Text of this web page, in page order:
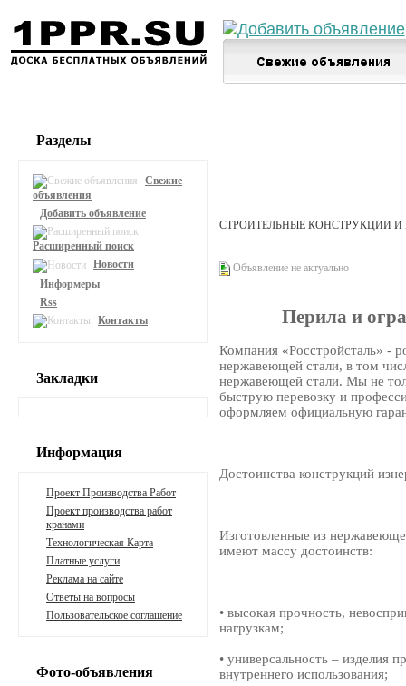
СТРОИТЕЛЬНЫЕ КОНСТРУКЦИИ И
Объявление не актуально
Перила и
Компания «Росстройсталь» -
нержавеющей стали, в том
нержавеющей стали. Мы не
быструю перевозку и
оформляем официальную
Достоинства конструкций
Изготовленные из
имеют массу достоинств:
• высокая прочность,
нагрузкам;
• универсальность – изделия
внутреннего использования;
Разделы
Свежие
объявления
Добавить объявление
Расширенный поиск
Новости
Информеры
Rss
Контакты
Закладки
Информация
Проект Производства Работ
Проект производства работ
кранами
Технологическая Карта
Платные услуги
Реклама на сайте
Ответы на вопросы
Пользовательское соглашение
Фото-объявления